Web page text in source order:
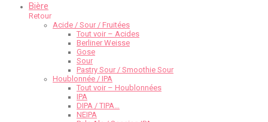
Bière
Retour
Acide / Sour / Fruitées
Tout voir – Acides
Berliner Weisse
Gose
Sour
Pastry Sour / Smoothie Sour
Houblonnée / IPA
Tout voir – Houblonnées
IPA
DIPA / TIPA…
NEIPA